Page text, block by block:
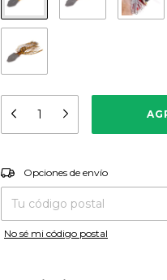
Entregas para el CP:
Opciones de envío
No sé mi código postal